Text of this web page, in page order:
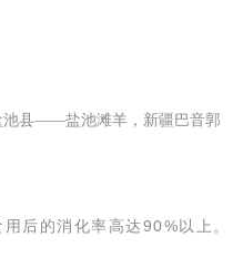
池县——盐池滩羊，新疆巴音郭
后的消化率高达90%以上。